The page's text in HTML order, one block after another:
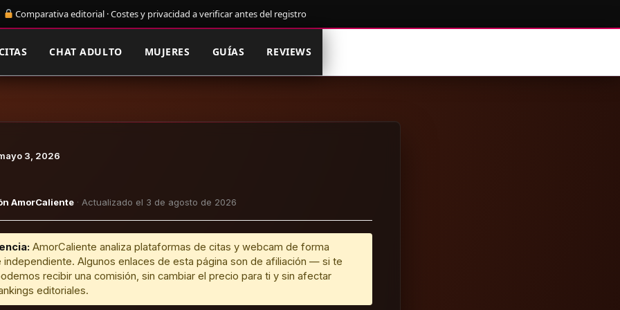
Comparativa editorial · Costes y privacidad a verificar antes del registro
CHAT ADULTO MUJERES GUÍAS REVIEWS
3, 2026
AmorCaliente · Actualizado el 3 de agosto de 2026
AmorCaliente analiza plataformas de citas y webcam de forma
independiente. Algunos enlaces de esta página son de afiliación — si te
recibir una comisión, sin cambiar el precio para ti y sin afectar
editoriales.